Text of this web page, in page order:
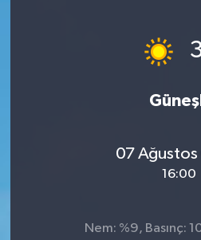
07 Ağustos
16:00
Nem: %9, Basınç:
Yüksek İstişare Kurulu